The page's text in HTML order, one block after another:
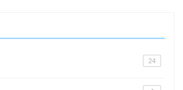
24